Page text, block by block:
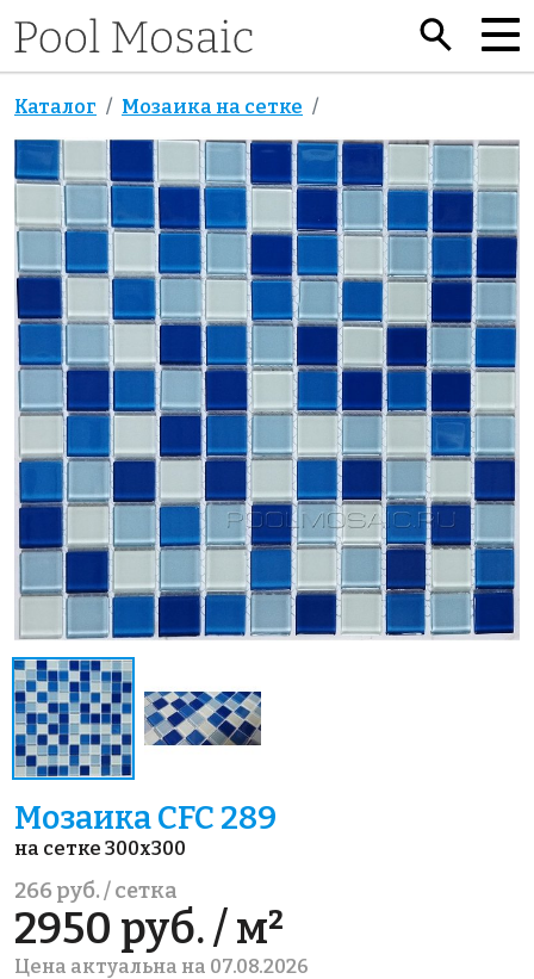
Каталог Мозаика на сетке
Мозаика CFC 289
на сетке 300x300
266 руб. / сетка
2950 руб. / м²
Цена актуальна на 07.08.2026